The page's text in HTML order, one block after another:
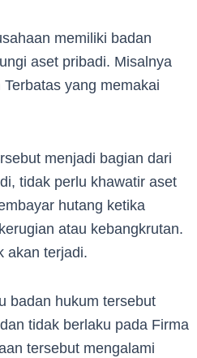
memiliki badan
aset pribadi. Misalnya
yang memakai
menjadi bagian dari
tidak perlu khawatir aset
hutang ketika
atau kebangkrutan.
akan terjadi.
badan hukum tersebut
tidak berlaku pada Firma
tersebut mengalami